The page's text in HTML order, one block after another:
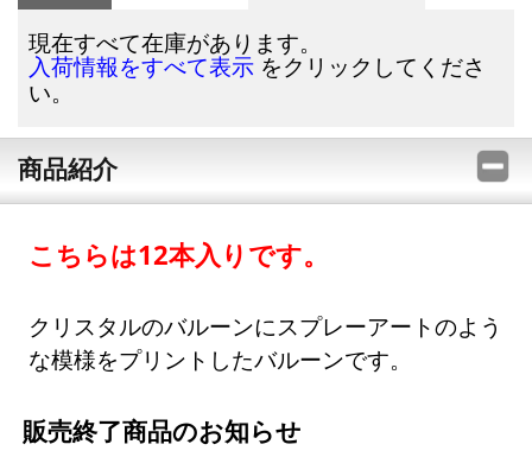
現在すべて在庫があります。
入荷情報をすべて表示 をクリックしてくださ
い。
商品紹介
こちらは12本入りです。
クリスタルのバルーンにスプレーアートのよう
な模様をプリントしたバルーンです。
販売終了商品のお知らせ